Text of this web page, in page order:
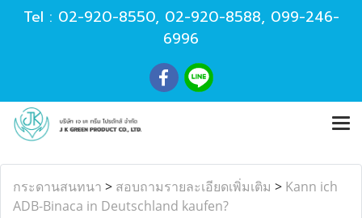
Tel : 02-920-8550, 02-920-8588, 099-246-
6996
กระดานสนทนา > สอบถามรายละเอียดเพิ่มเติม > Kann ich
ADB-Binaca in Deutschland kaufen?